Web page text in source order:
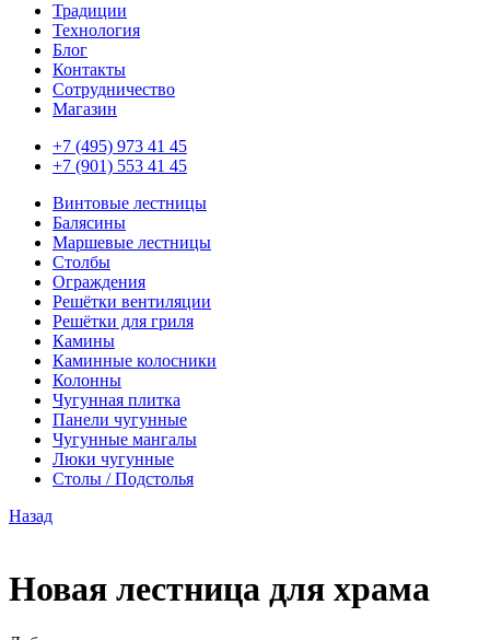
Традиции
Технология
Блог
Контакты
Сотрудничество
Магазин
+7 (495) 973 41 45
+7 (901) 553 41 45
Винтовые лестницы
Балясины
Маршевые лестницы
Столбы
Ограждения
Решётки вентиляции
Решётки для гриля
Камины
Каминные колосники
Колонны
Чугунная плитка
Панели чугунные
Чугунные мангалы
Люки чугунные
Столы / Подстолья
Назад
Новая лестница для храма